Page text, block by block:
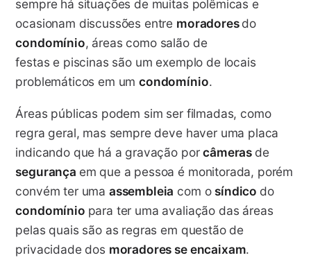
sempre há situações de muitas polêmicas e
ocasionam discussões entre moradoresdo
condomínio, áreas como salão de
festas e piscinas são um exemplo de locais
problemáticos em umcondomínio.
Áreas públicas podem sim ser filmadas, como
regra geral, mas sempre deve haver uma placa
indicando que há a gravação porcâmeras de
segurança em que a pessoa é monitorada, porém
convém ter uma assembleia com o síndico do
condomínio para ter uma avaliação das áreas
pelas quais são as regras em questão de
privacidade dos moradores se encaixam.